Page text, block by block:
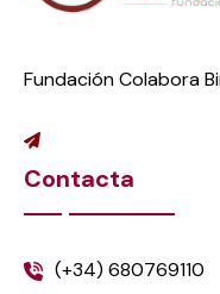
Fundación Colabora
Contacta
(+34) 680769110